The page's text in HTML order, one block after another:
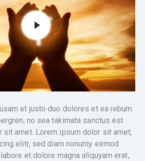
et justo duo dolores et ea rebum.
no sea takimata sanctus est
sit amet. Lorem ipsum dolor sit amet,
elitr, sed diam nonumy eirmod
et dolore magna aliquyam erat,